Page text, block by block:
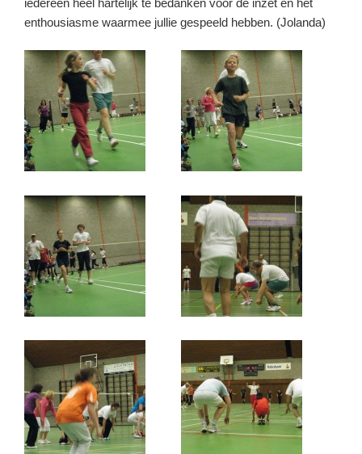
enthousiasme waarmee jullie gespeeld hebben. (Jolanda)